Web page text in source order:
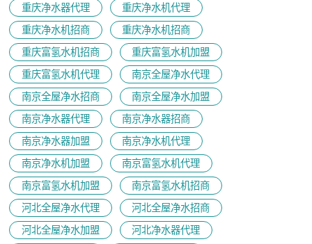
重庆净水器代理
重庆净水机代理
重庆净水机招商
重庆净水机招商
重庆富氢水机招商
重庆富氢水机加盟
重庆富氢水机代理
南京全屋净水代理
南京全屋净水招商
南京全屋净水加盟
南京净水器代理
南京净水器招商
南京净水器加盟
南京净水机代理
南京净水机加盟
南京富氢水机代理
南京富氢水机加盟
南京富氢水机招商
河北全屋净水代理
河北全屋净水招商
河北全屋净水加盟
河北净水器代理